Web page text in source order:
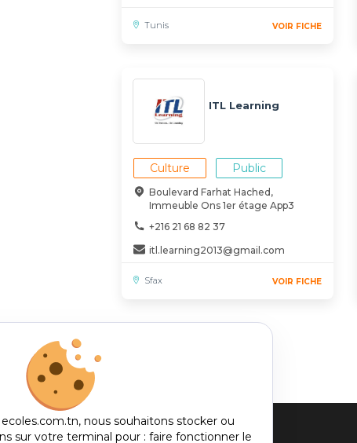
Tunis VOIR FICHE
ITL Learning
Culture Public
Boulevard Farhat Hached,
Immeuble Ons 1er étage App3
+216 21 68 82 37
itl.learning2013@gmail.com
Sfax VOIR FICHE
nous souhaitons stocker ou
sur votre terminal pour : faire fonctionner le